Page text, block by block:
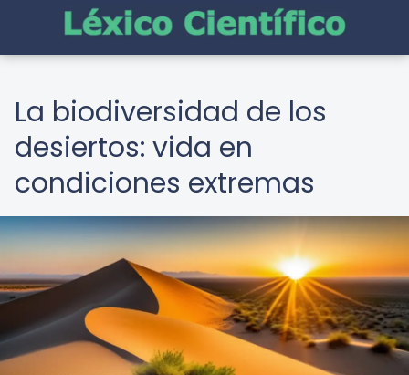
La biodiversidad de los
desiertos: vida en
condiciones extremas